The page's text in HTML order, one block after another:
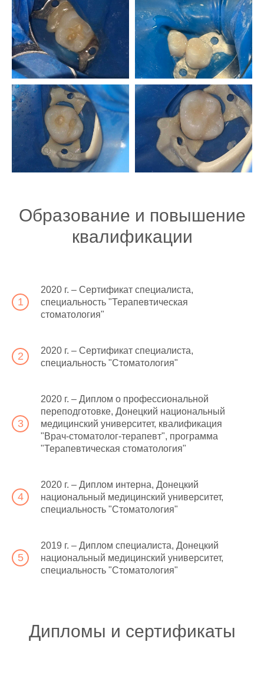
Образование и повышение
квалификации
2020 г. – Сертификат специалиста,
специальность "Терапевтическая
стоматология"
2020 г. – Сертификат специалиста,
специальность "Стоматология"
2020 г. – Диплом о профессиональной
переподготовке, Донецкий национальный
медицинский университет, квалификация
"Врач-стоматолог-терапевт", программа
"Терапевтическая стоматология"
2020 г. – Диплом интерна, Донецкий
национальный медицинский университет,
специальность "Стоматология"
2019 г. – Диплом специалиста, Донецкий
национальный медицинский университет,
специальность "Стоматология"
Дипломы и сертификаты
Хочу выразить огромную
благодарность за выполненную
работу и чуткое отношение к
пациентам.
администратора и заканчивая врачом.
Подобрали план лечения для 5-го
ребенка, контакт с ребенком был
что не мало важно в нынешнее время.
Прекрасная клиника))) настоящая
находка для нашей семьи)) уже лечимся,
спасибо большое врачам😍
Мария